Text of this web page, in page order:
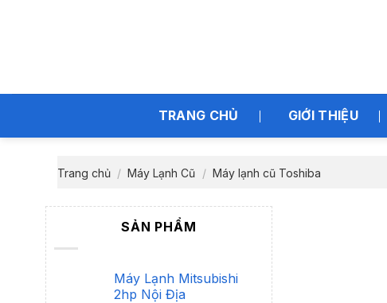
TRANG CHỦ GIỚI THIỆU
Trang chủ / Máy Lạnh Cũ / Máy lạnh cũ Toshiba
SẢN PHẨM
Máy Lạnh Mitsubishi
2hp Nội Địa